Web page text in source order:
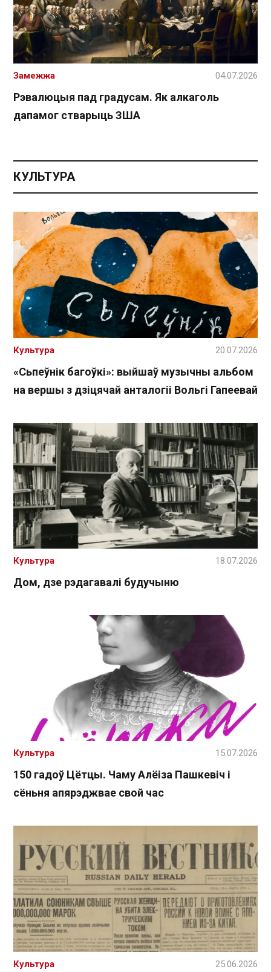
Рэвалюцыя пад градусам. Як алкаголь
дапамог стварыць ЗША
Замежжа 04.07.2026
КУЛЬТУРА
«Сьпеўнік багоўкі»: выйшаў музычны альбом
на вершы з дзіцячай анталогіі Вольгі Гапеевай
Культура 20.07.2026
Дом, дзе рэдагавалі будучыню
Культура 18.07.2026
150 гадоў Цётцы. Чаму Алёіза Пашкевіч і
сёньня апярэджвае свой час
Культура 15.07.2026
Культура 25.06.2026